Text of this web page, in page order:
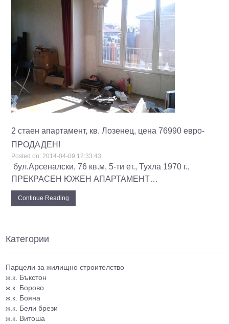
2 стаен апартамент, кв. Лозенец, цена 76990 евро-
ПРОДАДЕН!
Posted on: 2014-04-09 12:33:43
бул.Арсеналски, 76 кв.м, 5-ти ет., Тухла 1970 г.,
ПРЕКРАСЕН ЮЖЕН АПАРТАМЕНТ…
Continue Reading
Категории
Парцели за жилищно строителство
ж.к. Бъкстон
ж.к. Борово
ж.к. Бояна
ж.к. Бели брези
ж.к. Витоша